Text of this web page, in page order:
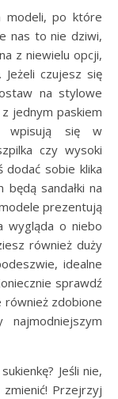
modeli, po które
nas to nie dziwi,
z niewielu opcji,
czujesz się
na stylowe
jednym paskiem
wpisują się w
czy wysoki
dodać sobie klika
sandałki na
prezentują
wygląda o niebo
również duży
idealne
sprawdź
również zdobione
najmodniejszym
Jeśli nie,
Przejrzyj